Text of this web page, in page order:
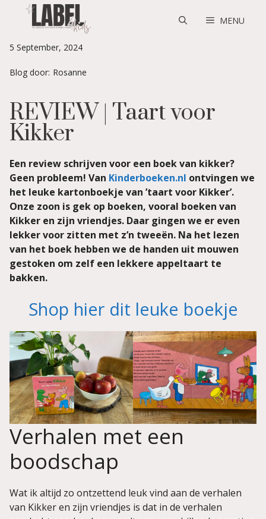
MENU
5 September, 2024
Blog door: Rosanne
REVIEW | Taart voor
Kikker
Een review schrijven voor een boek van kikker?
Geen probleem! Van Kinderboeken.nl ontvingen we
het leuke kartonboekje van ’taart voor Kikker’.
Onze zoon is gek op boeken, vooral boeken van
Kikker en zijn vriendjes. Daar gingen we er even
lekker voor zitten met z’n tweeën. Na het lezen
van het boek hebben we de handen uit mouwen
gestoken om zelf een lekkere appeltaart te
bakken.
Shop hier dit leuke boekje
Verhalen met een
boodschap
Wat ik altijd zo ontzettend leuk vind aan de verhalen
van Kikker en zijn vriendjes is dat in de verhalen